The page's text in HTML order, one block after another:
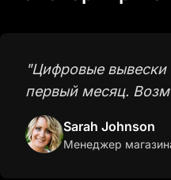
"Цифровые вывески
первый месяц.
Sarah Johnson
Менеджер